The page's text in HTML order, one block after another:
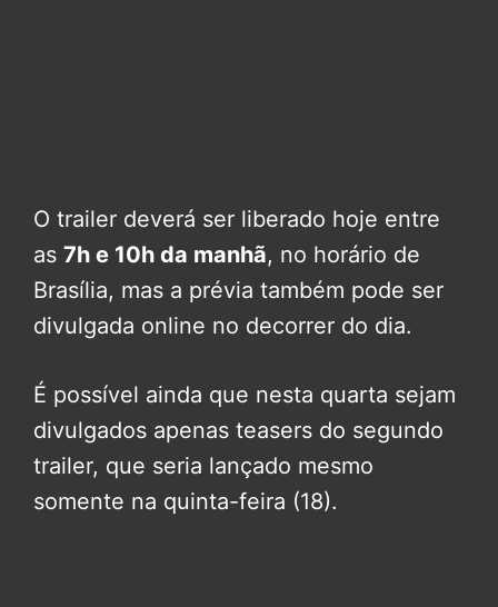
O trailer deverá ser liberado hoje entre
as 7h e 10h da manhã, no horário de
Brasília, mas a prévia também pode ser
divulgada online no decorrer do dia.
É possível ainda que nesta quarta sejam
divulgados apenas teasers do segundo
trailer, que seria lançado mesmo
somente na quinta-feira (18).